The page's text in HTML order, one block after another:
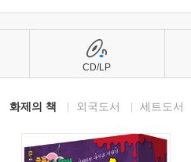
화제의 책 외국도서 세트도서
CD/LP